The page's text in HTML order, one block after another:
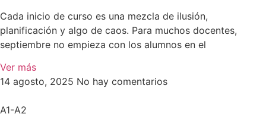
Cada inicio de curso es una mezcla de ilusión,
planificación y algo de caos. Para muchos docentes,
septiembre no empieza con los alumnos en el
Ver más
14 agosto, 2025 No hay comentarios
A1-A2